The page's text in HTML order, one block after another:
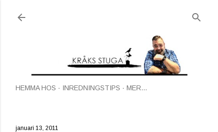
HEMMA HOS INREDNINGSTIPS MER…
januari 13, 2011